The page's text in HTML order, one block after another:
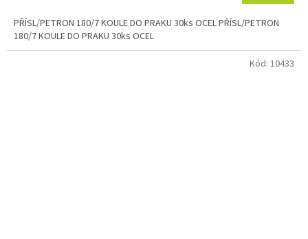
PŘÍSL/PETRON 180/7 KOULE DO PRAKU 30ks OCEL PŘÍSL/PETRON
180/7 KOULE DO PRAKU 30ks OCEL
Kód: 10433